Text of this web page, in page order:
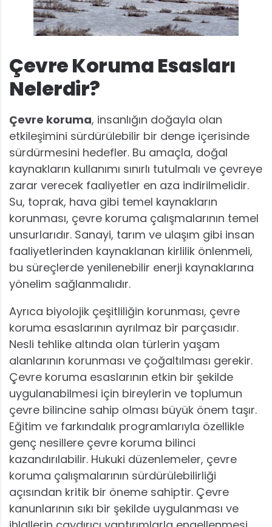
Çevre Koruma Esasları
Nelerdir?
Çevre koruma, insanlığın doğayla olan
etkileşimini sürdürülebilir bir denge içerisinde
sürdürmesini hedefler. Bu amaçla, doğal
kaynakların kullanımı sınırlı tutulmalı ve çevreye
zarar verecek faaliyetler en aza indirilmelidir.
Su, toprak, hava gibi temel kaynakların
korunması, çevre koruma çalışmalarının temel
unsurlarıdır. Sanayi, tarım ve ulaşım gibi insan
faaliyetlerinden kaynaklanan kirlilik önlenmeli,
bu süreçlerde yenilenebilir enerji kaynaklarına
yönelim sağlanmalıdır.
Ayrıca biyolojik çeşitliliğin korunması, çevre
koruma esaslarının ayrılmaz bir parçasıdır.
Nesli tehlike altında olan türlerin yaşam
alanlarının korunması ve çoğaltılması gerekir.
Çevre koruma esaslarının etkin bir şekilde
uygulanabilmesi için bireylerin ve toplumun
çevre bilincine sahip olması büyük önem taşır.
Eğitim ve farkındalık programlarıyla özellikle
genç nesillere çevre koruma bilinci
kazandırılabilir. Hukuki düzenlemeler, çevre
koruma çalışmalarının sürdürülebilirliği
açısından kritik bir öneme sahiptir. Çevre
kanunlarının sıkı bir şekilde uygulanması ve